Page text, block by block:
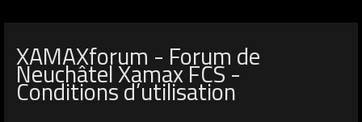
XAMAXforum - Forum de
Neuchâtel Xamax FCS -
Conditions d’utilisation